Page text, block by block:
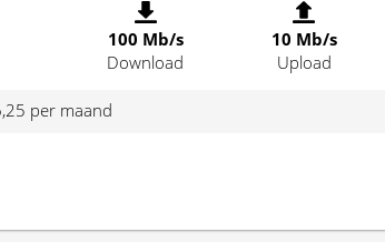
100 Mb/s
Download
10 Mb/s
Upload
per maand